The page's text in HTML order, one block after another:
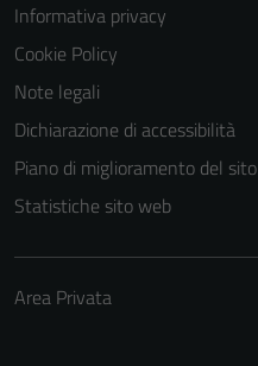
Informativa privacy
Cookie Policy
Note legali
Dichiarazione di accessibilità
Piano di miglioramento del sito
Statistiche sito web
Area Privata